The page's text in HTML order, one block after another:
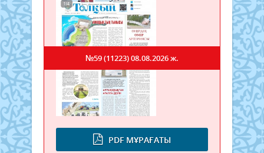
PDF МҰРАҒАТЫ
№59 (11223)08.08.2026 ж.